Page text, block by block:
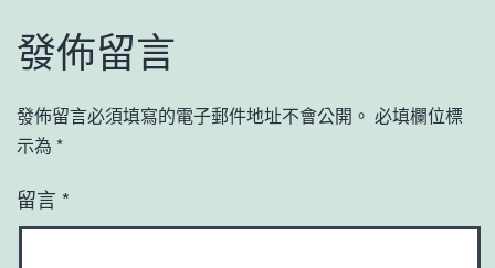
發佈留言
發佈留言必須填寫的電子郵件地址不會公開。 必填欄位標
示為 *
留言 *